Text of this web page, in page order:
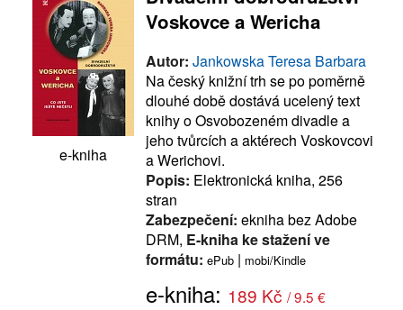
e-kniha
Voskovce a Wericha
Autor: Jankowska Teresa Barbara
Na český knižní trh se po poměrně
dlouhé době dostává ucelený text
knihy o Osvobozeném divadle a
jeho tvůrcích a aktérech Voskovcovi
a Werichovi.
Popis: Elektronická kniha, 256
stran
Zabezpečení: ekniha bez Adobe
DRM, E-kniha ke stažení ve
formátu: ePub | mobi/Kindle
e-kniha: 189 Kč / 9.5 €